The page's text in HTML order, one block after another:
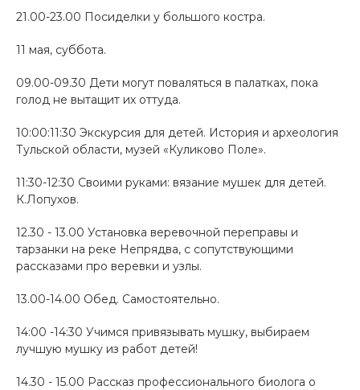
21.00-23.00 Посиделки у большого костра.
11 мая, суббота.
09.00-09.30 Дети могут поваляться в палатках, пока
голод не вытащит их оттуда.
10:00:11:30 Экскурсия для детей. История и археология
Тульской области, музей «Куликово Поле».
11:30-12:30 Своими руками: вязание мушек для детей.
К.Лопухов.
12.30 - 13.00 Установка веревочной переправы и
тарзанки на реке Непрядва, с сопутствующими
рассказами про веревки и узлы.
13.00-14.00 Обед. Самостоятельно.
14:00 -14:30 Учимся привязывать мушку, выбираем
лучшую мушку из работ детей!
14.30 - 15.00 Рассказ профессионального биолога о